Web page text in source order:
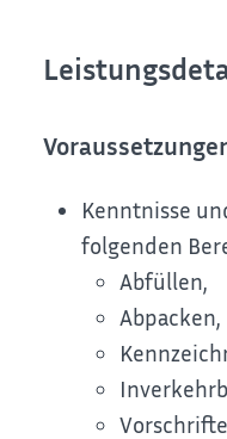
Kenntnisse
folgenden
Abfüllen,
Abpacken,